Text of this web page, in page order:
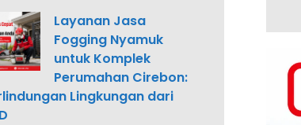
Layanan Jasa
Fogging Nyamuk
untuk Komplek
Perumahan Cirebon:
Lingkungan dari